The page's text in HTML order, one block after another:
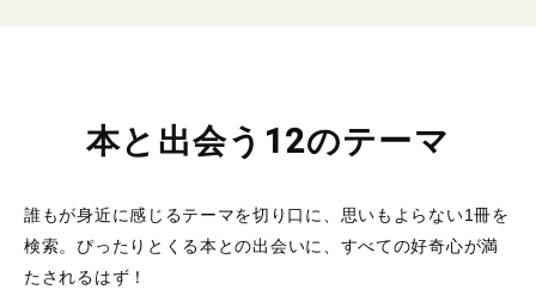
本と出会う12のテーマ
誰もが身近に感じるテーマを切り口に、思いもよらない1冊を
検索。 ぴったりとくる本との出会いに、すべての好奇心が満
たされるはず！